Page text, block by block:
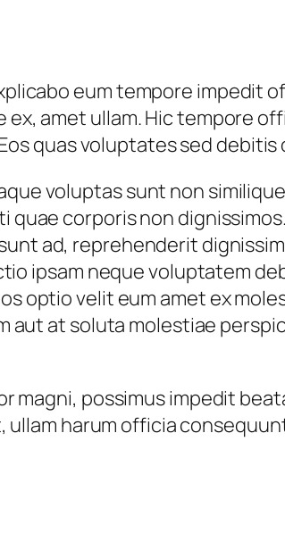
eum tempore impedit
amet ullam. Hic tempore
quas voluptates sed
voluptas sunt non
quae corporis non
ad, reprehenderit
ipsam neque voluptatem
optio velit eum amet ex
aut at soluta molestiae
possimus impedit
harum officia